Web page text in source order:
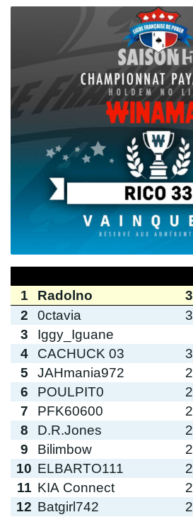
1
Radolno
2
0ctavia
3
Iggy_Iguane
4
CACHUCK 03
5
JAHmania972
6
POULPIT0
7
PFK60600
8
D.R.Jones
9
Bilimbow
10 ELBARTO111
11 KIA Connect
12 Batgirl742